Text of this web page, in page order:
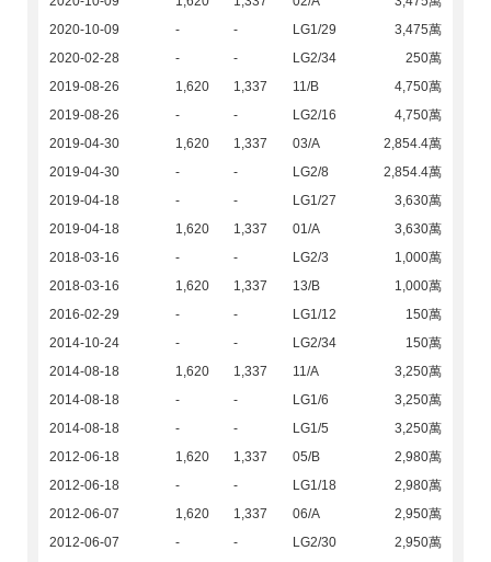
2020-10-09
- - LG1/29
3,475萬
2020-02-28
- - LG2/34
250萬
2019-08-26
1,620 1,337 11/B
4,750萬
2019-08-26
- - LG2/16
4,750萬
2019-04-30
1,620 1,337 03/A
2,854.4萬
2019-04-30
- - LG2/8
2,854.4萬
2019-04-18
- - LG1/27
3,630萬
2019-04-18
1,620 1,337 01/A
3,630萬
2018-03-16
- - LG2/3
1,000萬
2018-03-16
1,620 1,337 13/B
1,000萬
2016-02-29
- - LG1/12
150萬
2014-10-24
- - LG2/34
150萬
2014-08-18
1,620 1,337 11/A
3,250萬
2014-08-18
- - LG1/6
3,250萬
2014-08-18
- - LG1/5
3,250萬
2012-06-18
1,620 1,337 05/B
2,980萬
2012-06-18
- - LG1/18
2,980萬
2012-06-07
1,620 1,337 06/A
2,950萬
2012-06-07
- - LG2/30
2,950萬